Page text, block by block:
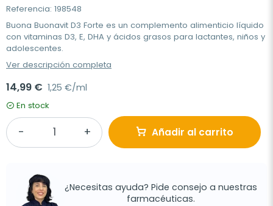
Referencia: 198548
Buona Buonavit D3 Forte es un complemento alimenticio líquido
con vitaminas D3, E, DHA y ácidos grasos para lactantes, niños y
adolescentes.
Ver descripción completa
14,99 € 1,25 €/ml
En stock
Añadir al carrito
¿Necesitas ayuda? Pide consejo a nuestras
farmacéuticas.